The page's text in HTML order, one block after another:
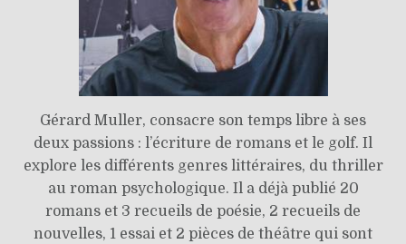
Gérard Muller, consacre son temps libre à ses
deux passions : l’écriture de romans et le golf. Il
explore les différents genres littéraires, du thriller
au roman psychologique. Il a déjà publié 20
romans et 3 recueils de poésie, 2 recueils de
nouvelles, 1 essai et 2 pièces de théâtre qui sont